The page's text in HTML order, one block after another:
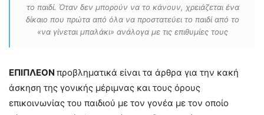
το παιδί. Όταν δεν μπορούν να το κάνουν, χρειάζεται ένα
δίκαιο που πρώτα από όλα να προστατεύει το παιδί από το
«να γίνεται μπαλάκι» ανάλογα με τις επιθυμίες τους
ΕΠΙΠΛΕΟΝ προβληματικά είναι τα άρθρα για την κακή
άσκηση της γονικής μέριμνας και τους όρους
επικοινωνίας του παιδιού με τον γονέα με τον οποίο